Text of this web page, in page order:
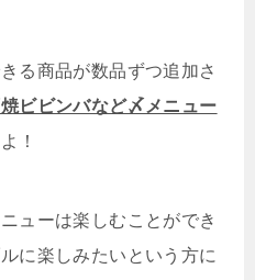
る商品が数品ずつ追加さ
ビビンバなど〆メニュー
！
ューは楽しむことができ
に楽しみたいという方に